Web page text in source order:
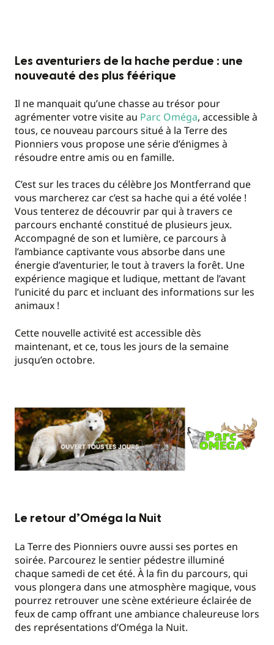
Les aventuriers de la hache perdue : une
nouveauté des plus féérique
Il ne manquait qu’une chasse au trésor pour
agrémenter votre visite au Parc Oméga, accessible à
tous, ce nouveau parcours situé à la Terre des
Pionniers vous propose une série d’énigmes à
résoudre entre amis ou en famille.
C’est sur les traces du célèbre Jos Montferrand que
vous marcherez car c’est sa hache qui a été volée !
Vous tenterez de découvrir par qui à travers ce
parcours enchanté constitué de plusieurs jeux.
Accompagné de son et lumière, ce parcours à
l’ambiance captivante vous absorbe dans une
énergie d’aventurier, le tout à travers la forêt. Une
expérience magique et ludique, mettant de l’avant
l’unicité du parc et incluant des informations sur les
animaux !
Cette nouvelle activité est accessible dès
maintenant, et ce, tous les jours de la semaine
jusqu’en octobre.
Le retour d’Oméga la Nuit
La Terre des Pionniers ouvre aussi ses portes en
soirée. Parcourez le sentier pédestre illuminé
chaque samedi de cet été. À la fin du parcours, qui
vous plongera dans une atmosphère magique, vous
pourrez retrouver une scène extérieure éclairée de
feux de camp offrant une ambiance chaleureuse lors
des représentations d’Oméga la Nuit.